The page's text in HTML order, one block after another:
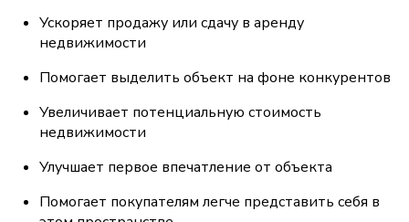
Ускоряет продажу или сдачу в аренду
недвижимости
Помогает выделить объект на фоне конкурентов
Увеличивает потенциальную стоимость
недвижимости
Улучшает первое впечатление от объекта
Помогает покупателям легче представить себя в